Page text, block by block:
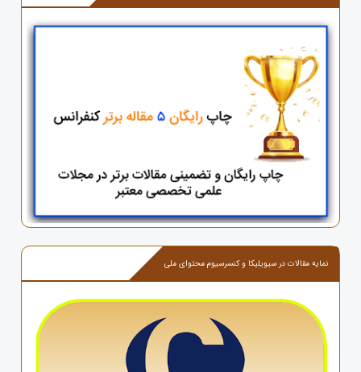
نمایه مقالات در سیویلیکا و کنسرسیوم محتوای ملی